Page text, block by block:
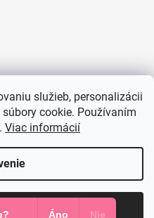
služieb, personalizácii
cookie. Používaním
Viac informácií
. Všetky práva vyhradené.
Áno Nie